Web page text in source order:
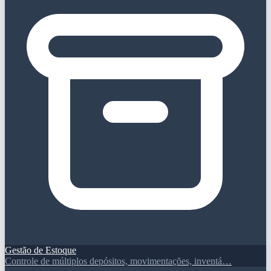
Gestão de Estoque
Controle de múltiplos depósitos, movimentações, inventá…